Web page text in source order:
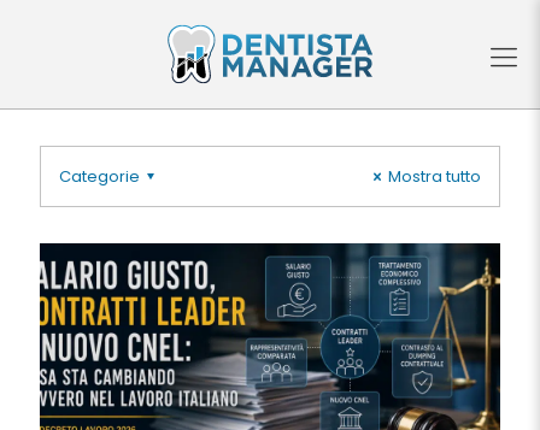
Categorie Mostra tutto